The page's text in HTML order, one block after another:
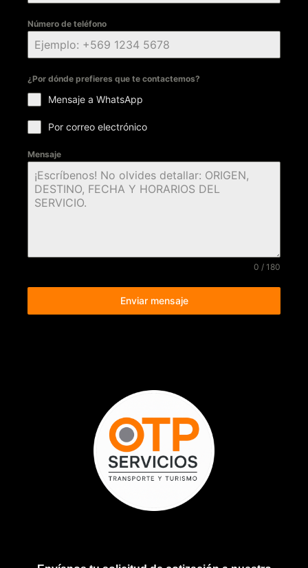
Número de teléfono
¿Por dónde prefieres que te contactemos?
Mensaje a WhatsApp
Por correo electrónico
Mensaje
0 / 180
Enviar mensaje